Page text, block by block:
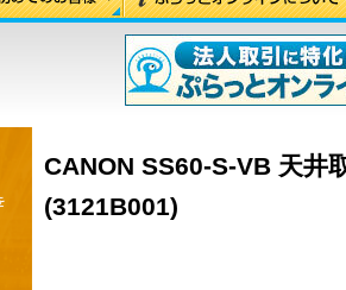
CANON SS60-S-VB 天井
(3121B001)